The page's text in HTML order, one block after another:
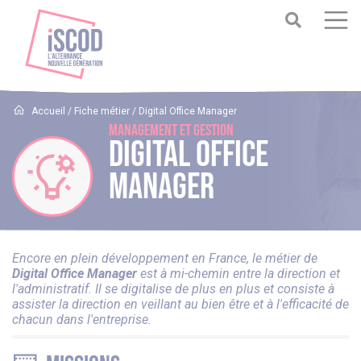
Accueil / Fiche métier / Digital Office Manager
Management et Gestion
Digital Office
Manager
Encore en plein développement en France, le métier de
Digital Office Manager est à mi-chemin entre la direction et
l'administratif. Il se digitalise de plus en plus et consiste à
assister la direction en veillant au bien être et à l'efficacité de
chacun dans l'entreprise.